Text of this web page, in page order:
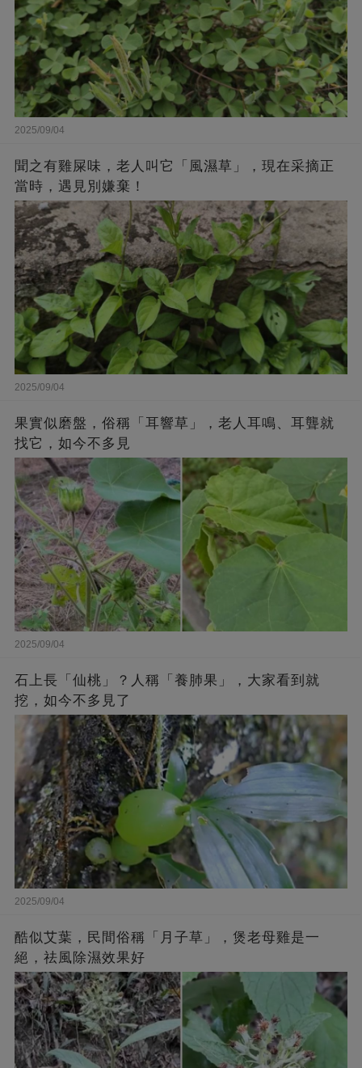
2025/09/04
聞之有雞屎味，老人叫它「風濕草」，現在采摘正
當時，遇見別嫌棄！
2025/09/04
果實似磨盤，俗稱「耳響草」，老人耳鳴、耳聾就
找它，如今不多見
2025/09/04
石上長「仙桃」？人稱「養肺果」，大家看到就
挖，如今不多見了
2025/09/04
酷似艾葉，民間俗稱「月子草」，煲老母雞是一
絕，祛風除濕效果好